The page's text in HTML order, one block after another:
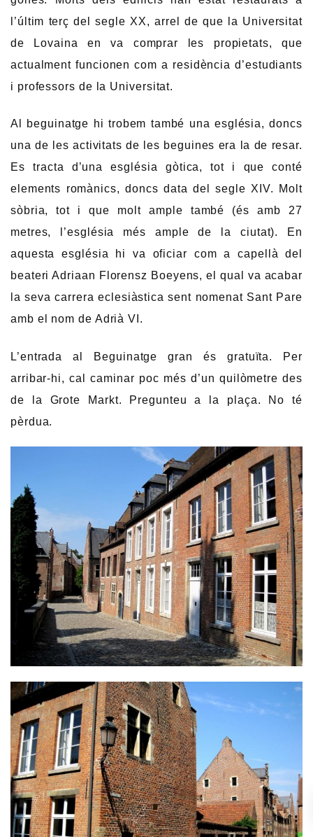
l’últim terç del segle XX, arrel de que la Universitat
de Lovaina en va comprar les propietats, que
actualment funcionen com a residència d’estudiants
i professors de la Universitat.
Al beguinatge hi trobem també una església, doncs
una de les activitats de les beguines era la de resar.
Es tracta d’una església gòtica, tot i que conté
elements romànics, doncs data del segle XIV. Molt
sòbria, tot i que molt ample també (és amb 27
metres, l’església més ample de la ciutat). En
aquesta església hi va oficiar com a capellà del
beateri Adriaan Florensz Boeyens, el qual va acabar
la seva carrera eclesiàstica sent nomenat Sant Pare
amb el nom de Adrià VI.
L’entrada al Beguinatge gran és gratuïta. Per
arribar-hi, cal caminar poc més d’un quilòmetre des
de la Grote Markt. Pregunteu a la plaça. No té
pèrdua.